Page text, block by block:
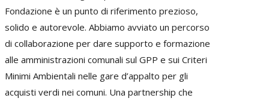
Fondazione è un punto di riferimento prezioso,
solido e autorevole. Abbiamo avviato un percorso
di collaborazione per dare supporto e formazione
alle amministrazioni comunali sul GPP e sui Criteri
Minimi Ambientali nelle gare d’appalto per gli
acquisti verdi nei comuni. Una partnership che